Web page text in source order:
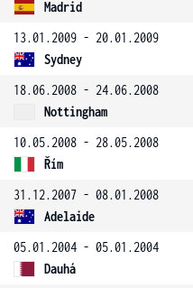
Madrid
13.01.2009 - 20.01.2009
Sydney
18.06.2008 - 24.06.2008
Nottingham
10.05.2008 - 28.05.2008
Řím
31.12.2007 - 08.01.2008
Adelaide
05.01.2004 - 05.01.2004
Dauhá